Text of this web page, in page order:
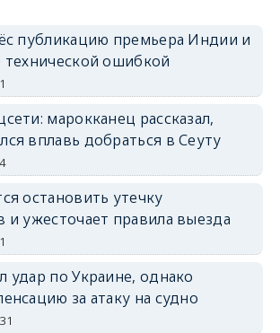
публикацию премьера Индии и
технической ошибкой
марокканец рассказал,
вплавь добраться в Сеуту
остановить утечку
и ужесточает правила выезда
удар по Украине, однако
за атаку на судно